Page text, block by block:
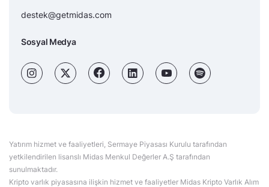
destek@getmidas.com
Sosyal Medya
Yatırım hizmet ve faaliyetleri, Sermaye Piyasası Kurulu tarafından
yetkilendirilen lisanslı Midas Menkul Değerler A.Ş tarafından
sunulmaktadır.
Kripto varlık piyasasına ilişkin hizmet ve faaliyetler Midas Kripto Varlık Alım